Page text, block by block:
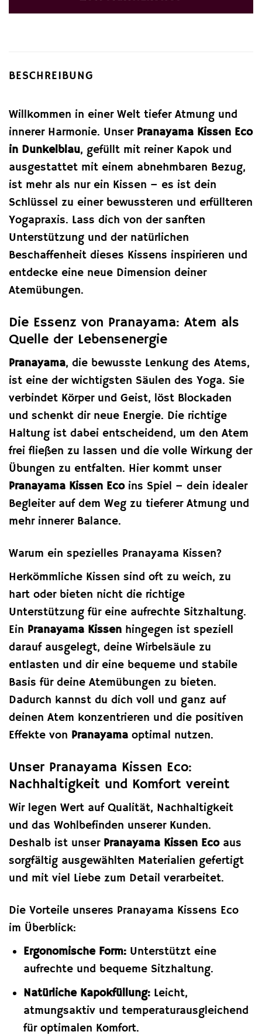
BESCHREIBUNG
Willkommen in einer Welt tiefer Atmung und
innerer Harmonie. Unser Pranayama Kissen Eco
in Dunkelblau, gefüllt mit reiner Kapok und
ausgestattet mit einem abnehmbaren Bezug,
ist mehr als nur ein Kissen – es ist dein
Schlüssel zu einer bewussteren und erfüllteren
Yogapraxis. Lass dich von der sanften
Unterstützung und der natürlichen
Beschaffenheit dieses Kissens inspirieren und
entdecke eine neue Dimension deiner
Atemübungen.
Die Essenz von Pranayama: Atem als
Quelle der Lebensenergie
Pranayama, die bewusste Lenkung des Atems,
ist eine der wichtigsten Säulen des Yoga. Sie
verbindet Körper und Geist, löst Blockaden
und schenkt dir neue Energie. Die richtige
Haltung ist dabei entscheidend, um den Atem
frei fließen zu lassen und die volle Wirkung der
Übungen zu entfalten. Hier kommt unser
Pranayama Kissen Ecoins Spiel – dein idealer
Begleiter auf dem Weg zu tieferer Atmung und
mehr innerer Balance.
Warum ein spezielles Pranayama Kissen?
Herkömmliche Kissen sind oft zu weich, zu
hart oder bieten nicht die richtige
Unterstützung für eine aufrechte Sitzhaltung.
Ein Pranayama Kissen hingegen ist speziell
darauf ausgelegt, deine Wirbelsäule zu
entlasten und dir eine bequeme und stabile
Basis für deine Atemübungen zu bieten.
Dadurch kannst du dich voll und ganz auf
deinen Atem konzentrieren und die positiven
Effekte von Pranayama optimal nutzen.
Unser Pranayama Kissen Eco:
Nachhaltigkeit und Komfort vereint
Wir legen Wert auf Qualität, Nachhaltigkeit
und das Wohlbefinden unserer Kunden.
Deshalb ist unser Pranayama Kissen Ecoaus
sorgfältig ausgewählten Materialien gefertigt
und mit viel Liebe zum Detail verarbeitet.
Die Vorteile unseres Pranayama Kissens Eco
im Überblick:
Ergonomische Form:Unterstützt eine
aufrechte und bequeme Sitzhaltung.
Natürliche Kapokfüllung:Leicht,
atmungsaktiv und temperaturausgleichend
für optimalen Komfort.